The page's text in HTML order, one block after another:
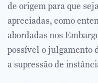
de origem para que
apreciadas, como
abordadas nos
possível o julgamento
a supressão de